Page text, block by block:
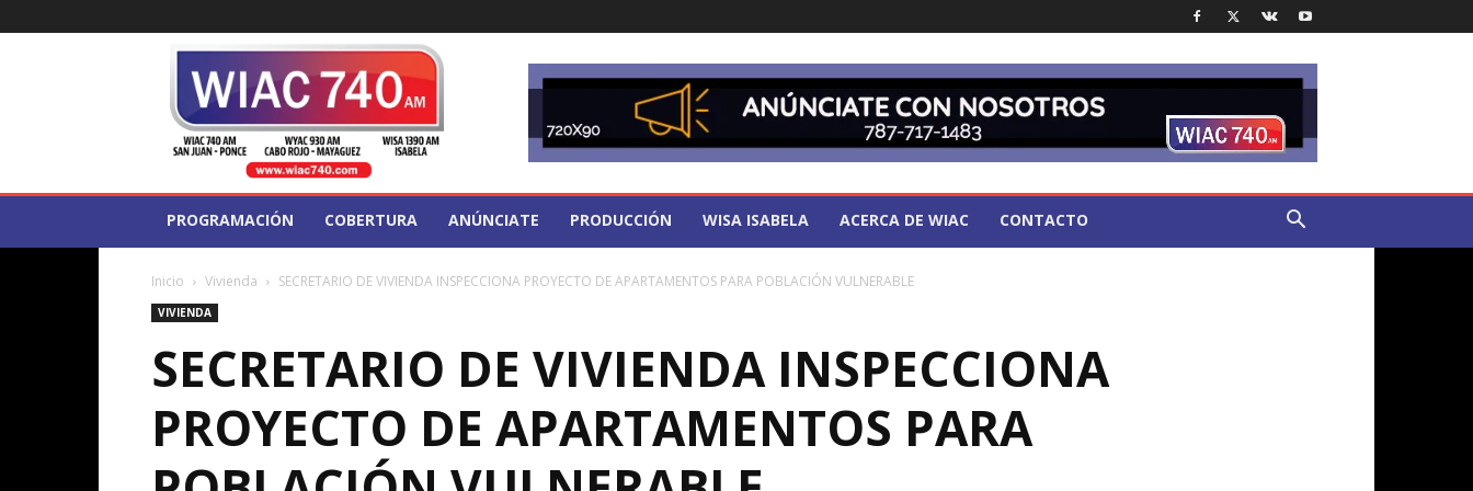
PROGRAMACIÓN COBERTURA ANÚNCIATE PRODUCCIÓN WISA ISABELA ACERCA DE WIAC CONTACTO
Inicio Vivienda SECRETARIO DE VIVIENDA INSPECCIONA PROYECTO DE APARTAMENTOS PARA POBLACIÓN VULNERABLE
VIVIENDA
SECRETARIO DE VIVIENDA INSPECCIONA
PROYECTO DE APARTAMENTOS PARA